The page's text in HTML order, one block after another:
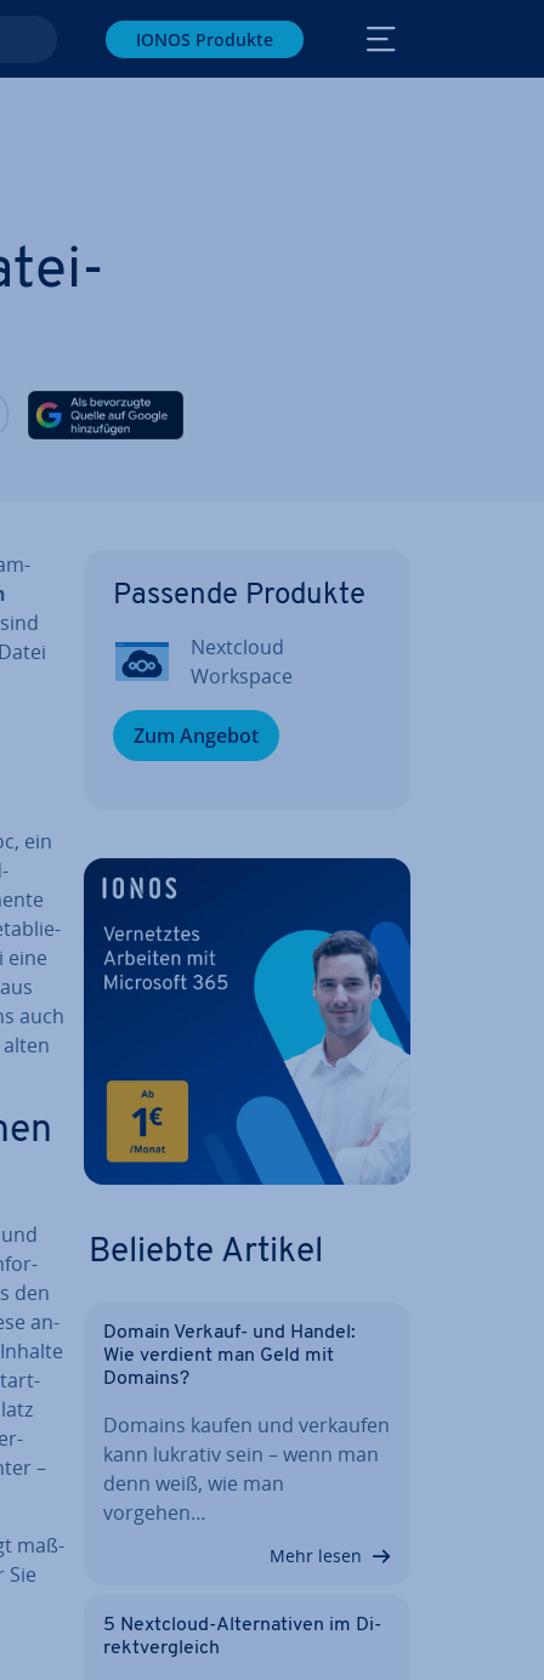
IONOS Produkte
teilen
teilen
Auf LinkedIn teilen
ein
eine
auch
den
an­
–
maß­
Sie
Passende Produkte
Nextcloud
Workspace
Zum Angebot
Beliebte Artikel
Domain Verkauf- und Handel:
Wie verdient man Geld mit
Domains?
Domains kaufen und verkaufen
kann lukrativ sein – wenn man
denn weiß, wie man
vorgehen…
Mehr lesen
5 Nextcloud-Al­ter­na­ti­ven im Di­
rekt­ver­gleich